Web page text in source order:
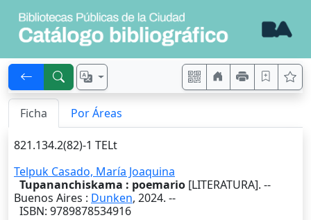
Ficha Por Áreas
821.134.2(82)-1 TELt
Telpuk Casado, María Joaquina
Tupananchiskama : poemario [LITERATURA]. --
Buenos Aires : Dunken, 2024. --
ISBN: 9789878534916